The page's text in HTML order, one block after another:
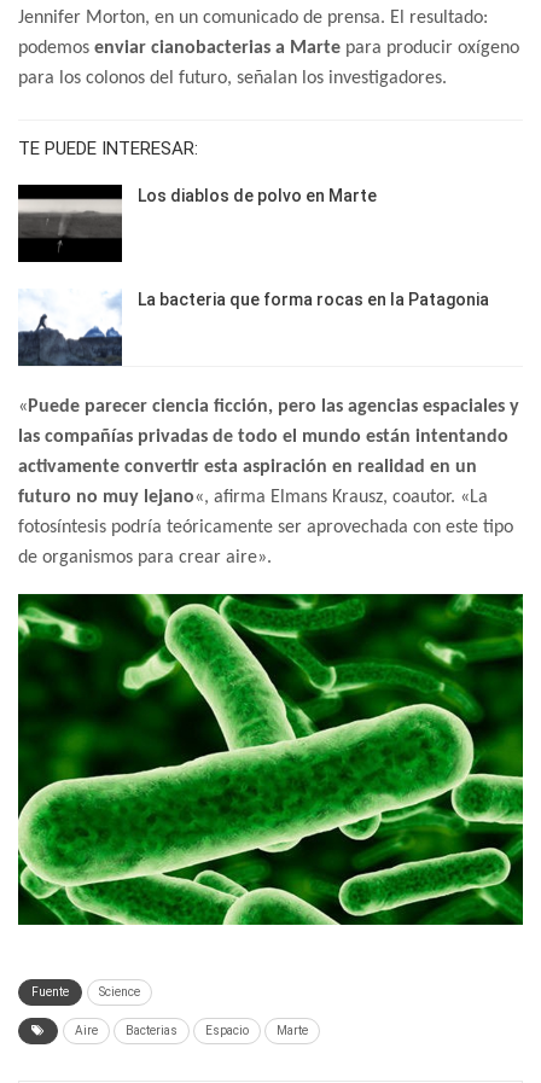
Jennifer Morton, en un comunicado de prensa. El resultado:
podemos enviar cianobacterias a Marte para producir oxígeno
para los colonos del futuro, señalan los investigadores.
TE PUEDE INTERESAR:
Los diablos de polvo en Marte
La bacteria que forma rocas en la Patagonia
« Puede parecer ciencia ficción, pero las agencias espaciales y
las compañías privadas de todo el mundo están intentando
activamente convertir esta aspiración en realidad en un
futuro no muy lejano«, afirma Elmans Krausz, coautor. «La
fotosíntesis podría teóricamente ser aprovechada con este tipo
de organismos para crear aire».
Fuente Science
Aire Bacterias Espacio Marte